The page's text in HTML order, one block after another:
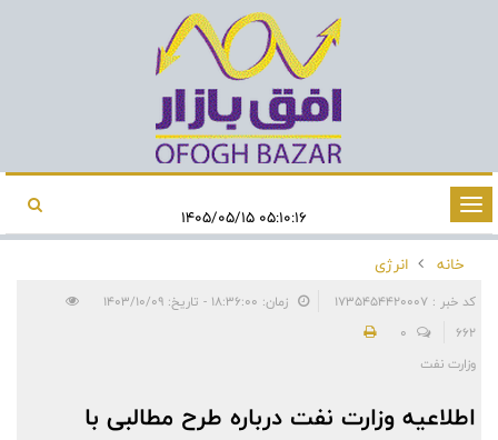
تغییر
وضعیت
ناوبری
خانه
انرژی
کد خبر : 1735454420007
زمان: ۱۸:۳۶:۰۰ - تاریخ: ۱۴۰۳/۱۰/۰۹
662
0
وزارت نفت
اطلاعیه وزارت نفت درباره طرح مطالبی با